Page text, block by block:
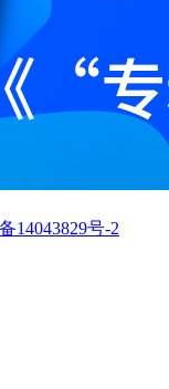
14043829号-2